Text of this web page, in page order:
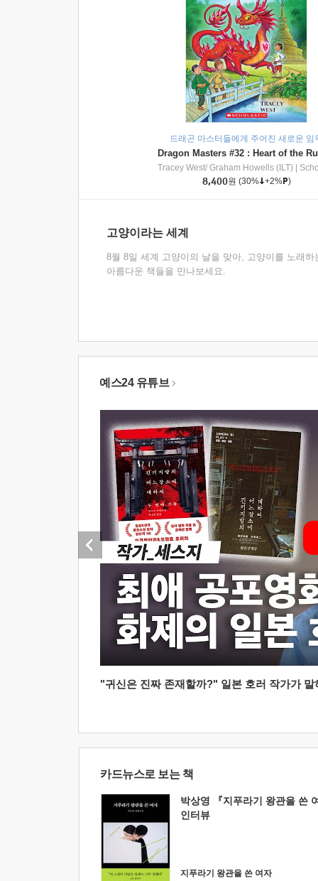
드래곤 마스터들에게 주어진 새로운 임
Tracey West/ Graham Howells (ILT)
8,400원 (30% +2% )
고양이라는 세계
8월 8일 세계 고양이의 날을 맞아, 고양이를 노래하
아름다운 책들을 만나보세요.
예스24 유튜브
"귀신은 진짜 존재할까?" 일본 호러 작가가
카드뉴스로 보는 책
박상영 『지푸라기 왕관을 쓴
인터뷰
지푸라기 왕관을 쓴 여자